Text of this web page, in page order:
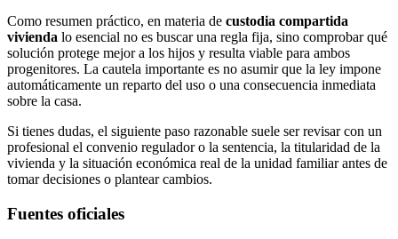
Como resumen práctico, en materia de custodia compartida
vivienda lo esencial no es buscar una regla fija, sino comprobar qué
solución protege mejor a los hijos y resulta viable para ambos
progenitores. La cautela importante es no asumir que la ley impone
automáticamente un reparto del uso o una consecuencia inmediata
sobre la casa.
Si tienes dudas, el siguiente paso razonable suele ser revisar con un
profesional el convenio regulador o la sentencia, la titularidad de la
vivienda y la situación económica real de la unidad familiar antes de
tomar decisiones o plantear cambios.
Fuentes oficiales